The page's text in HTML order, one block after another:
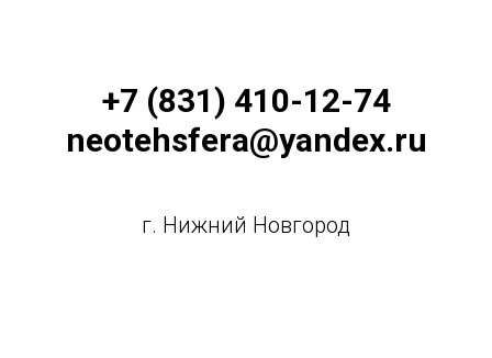
+7 (831) 410-12-74
neotehsfera@yandex.ru
г. Нижний Новгород